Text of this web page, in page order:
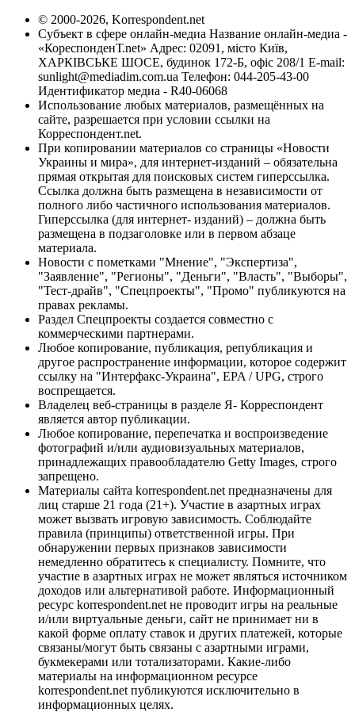
© 2000-2026, Korrespondent.net
Субъект в сфере онлайн-медиа Название онлайн-медиа -
«КореспонденТ.net» Адрес: 02091, місто Київ,
ХАРКІВСЬКЕ ШОСЕ, будинок 172-Б, офіс 208/1 E-mail:
sunlight@mediadim.com.ua Телефон: 044-205-43-00
Идентификатор медиа - R40-06068
Использование любых материалов, размещённых на
сайте, разрешается при условии ссылки на
Корреспондент.net.
При копировании материалов со страницы «Новости
Украины и мира», для интернет-изданий – обязательна
прямая открытая для поисковых систем гиперссылка.
Ссылка должна быть размещена в независимости от
полного либо частичного использования материалов.
Гиперссылка (для интернет- изданий) – должна быть
размещена в подзаголовке или в первом абзаце
материала.
Новости с пометками "Мнение", "Экспертиза",
"Заявление", "Регионы", "Деньги", "Власть", "Выборы",
"Тест-драйв", "Спецпроекты", "Промо" публикуются на
правах рекламы.
Раздел Спецпроекты создается совместно с
коммерческими партнерами.
Любое копирование, публикация, републикация и
другое распространение информации, которое содержит
ссылку на "Интерфакс-Украина", EPA / UPG, строго
воспрещается.
Владелец веб-страницы в разделе Я- Корреспондент
является автор публикации.
Любое копирование, перепечатка и воспроизведение
фотографий и/или аудиовизуальных материалов,
принадлежащих правообладателю Getty Images, строго
запрещено.
Материалы сайта korrespondent.net предназначены для
лиц старше 21 года (21+). Участие в азартных играх
может вызвать игровую зависимость. Соблюдайте
правила (принципы) ответственной игры. При
обнаружении первых признаков зависимости
немедленно обратитесь к специалисту. Помните, что
участие в азартных играх не может являться источником
доходов или альтернативой работе. Информационный
ресурс korrespondent.net не проводит игры на реальные
и/или виртуальные деньги, сайт не принимает ни в
какой форме оплату ставок и других платежей, которые
связаны/могут быть связаны с азартными играми,
букмекерами или тотализаторами. Какие-либо
материалы на информационном ресурсе
korrespondent.net публикуются исключительно в
информационных целях.